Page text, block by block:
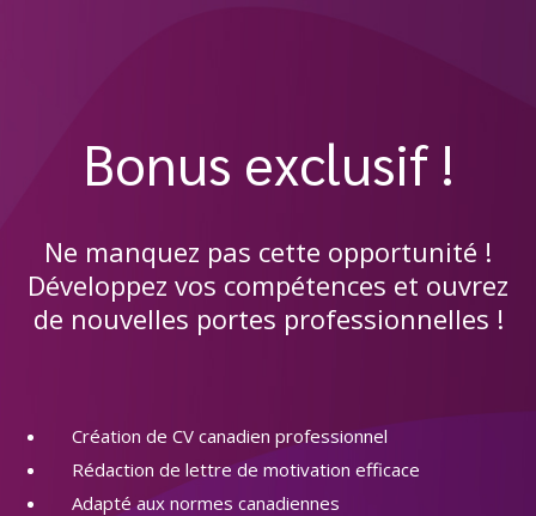
Bonus exclusif !
Ne manquez pas cette opportunité !
Développez vos compétences et ouvrez
de nouvelles portes professionnelles !
Création de CV canadien professionnel
Rédaction de lettre de motivation efficace
Adapté aux normes canadiennes